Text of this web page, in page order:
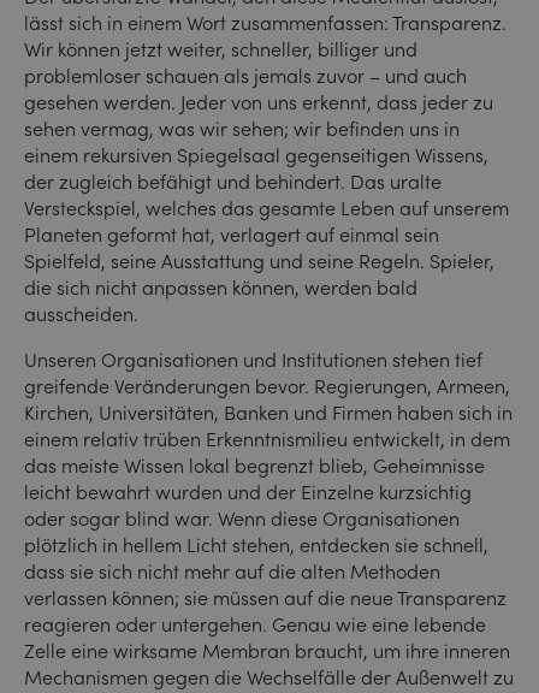
lässt sich in einem Wort zusammenfassen: Transparenz.
Wir können jetzt weiter, schneller, billiger und
problemloser schauen als jemals zuvor – und auch
gesehen werden. Jeder von uns erkennt, dass jeder zu
sehen vermag, was wir sehen; wir befinden uns in
einem rekursiven Spiegelsaal gegenseitigen Wissens,
der zugleich befähigt und behindert. Das uralte
Versteckspiel, welches das gesamte Leben auf unserem
Planeten geformt hat, verlagert auf einmal sein
Spielfeld, seine Ausstattung und seine Regeln. Spieler,
die sich nicht anpassen können, werden bald
ausscheiden.
Unseren Organisationen und Institutionen stehen tief
greifende Veränderungen bevor. Regierungen, Armeen,
Kirchen, Universitäten, Banken und Firmen haben sich in
einem relativ trüben Erkenntnismilieu entwickelt, in dem
das meiste Wissen lokal begrenzt blieb, Geheimnisse
leicht bewahrt wurden und der Einzelne kurzsichtig
oder sogar blind war. Wenn diese Organisationen
plötzlich in hellem Licht stehen, entdecken sie schnell,
dass sie sich nicht mehr auf die alten Methoden
verlassen können; sie müssen auf die neue Transparenz
reagieren oder untergehen. Genau wie eine lebende
Zelle eine wirksame Membran braucht, um ihre inneren
Mechanismen gegen die Wechselfälle der Außenwelt zu